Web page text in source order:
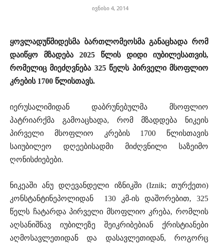
ივნისი 4, 2014
ყოვლადუწმიდესმა ბართლომეოსმა განაცხადა რომ
დაიწყო მზადება 2025 წლის დიდი იუბილესათვის,
რომელიც მიეძღვნება 325 წელს პირველი მსოფლიო
კრების 1700 წლისთავს.
იერუსალიმიდან დაბრუნებულმა მსოფლიო
პატრიარქმა გამოაცხადა, რომ მზადდება ნიკეის
პირველი მსოფლიო კრების 1700 წლისთავის
საიუბილეო დღეებისადმი მიძღვნილი საზეიმო
ღონისძიებები.
ნიკეაში ანუ დღევანდელი იზნიკში (Iznik; თურქეთი)
კონსტანტინეპოლიდან 130 კმ-ის დაშორებით, 325
წელს ჩატარდა პირველი მსოფლიო კრება, რომლის
აღსანიშნავ იუბილეზე შეიკრიბებიან ქრისტიანები
აღმოსავლეთიდან და დასავლეთიდან, როგორც